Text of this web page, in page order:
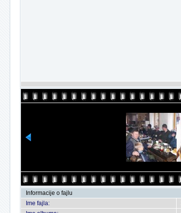
Informacije o fajlu
Ime fajla: